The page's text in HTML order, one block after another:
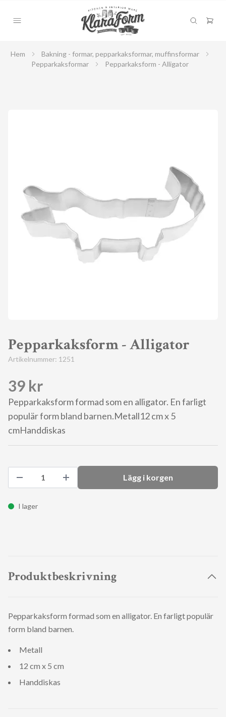
Hem
Bakning - formar, pepparkaksformar, muffinsformar
Pepparkaksformar
Pepparkaksform - Alligator
Pepparkaksform - Alligator
Artikelnummer: 1251
39 kr
Pepparkaksform formad som en alligator. En farligt
populär form bland barnen.Metall12 cm x 5
cmHanddiskas
Lägg i korgen
I lager
Produktbeskrivning
Pepparkaksform formad som en alligator. En farligt populär
form bland barnen.
Metall
12 cm x 5 cm
Handdiskas